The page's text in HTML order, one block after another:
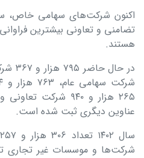
اکنون شرکت‌های سهامی خاص،
تضامنی و تعاونی بیشترین
هستند.
عناوین دیگری ثبت شده است.